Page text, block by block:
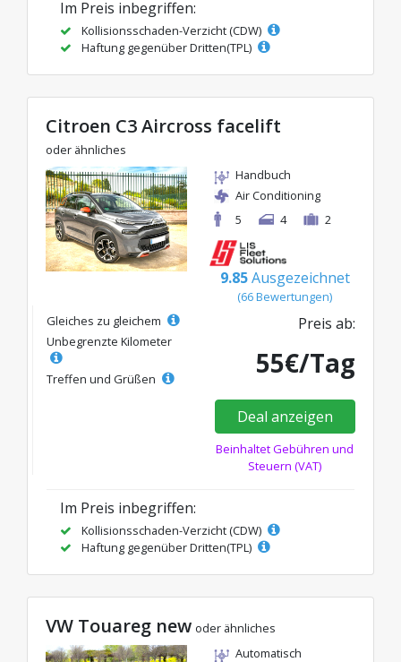
Im Preis inbegriffen:
Kollisionsschaden-Verzicht (CDW)
Haftung gegenüber Dritten(TPL)
Citroen C3 Aircross facelift
oder ähnliches
Handbuch
Air Conditioning
5
4 2
9.85 Ausgezeichnet
(66 Bewertungen)
Gleiches zu gleichem
Unbegrenzte Kilometer
Treffen und Grüßen
Preis ab:
55€/Tag
Deal anzeigen
Beinhaltet Gebühren und
Steuern (VAT)
Im Preis inbegriffen:
Kollisionsschaden-Verzicht (CDW)
Haftung gegenüber Dritten(TPL)
VW Touareg new oder ähnliches
Automatisch